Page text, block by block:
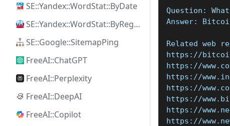
SE::Yandex::WordStat::ByDate
SE::Yandex::WordStat::ByRegion
SE::Google::SitemapPing
FreeAI::ChatGPT
FreeAI::Perplexity
FreeAI::DeepAI
FreeAI::Copilot
Question:
Answer:
Related web
https://
https://
https://
https://
https://
https://
https://